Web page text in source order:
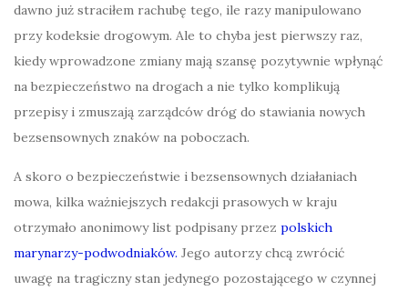
dawno już straciłem rachubę tego, ile razy manipulowano
przy kodeksie drogowym. Ale to chyba jest pierwszy raz,
kiedy wprowadzone zmiany mają szansę pozytywnie wpłynąć
na bezpieczeństwo na drogach a nie tylko komplikują
przepisy i zmuszają zarządców dróg do stawiania nowych
bezsensownych znaków na poboczach.
A skoro o bezpieczeństwie i bezsensownych działaniach
mowa, kilka ważniejszych redakcji prasowych w kraju
otrzymało anonimowy list podpisany przez polskich
marynarzy-podwodniaków. Jego autorzy chcą zwrócić
uwagę na tragiczny stan jedynego pozostającego w czynnej